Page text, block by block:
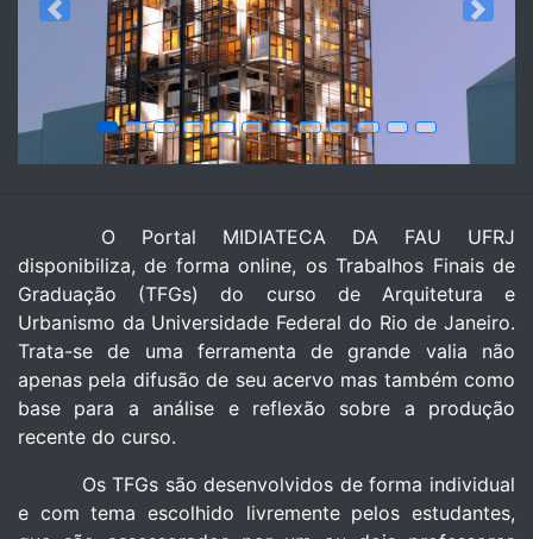
Previous Next
O Portal MIDIATECA DA FAU UFRJ
disponibiliza, de forma online, os Trabalhos Finais de
Graduação (TFGs) do curso de Arquitetura e
Urbanismo da Universidade Federal do Rio de Janeiro.
Trata-se de uma ferramenta de grande valia não
apenas pela difusão de seu acervo mas também como
base para a análise e reflexão sobre a produção
recente do curso.
Os TFGs são desenvolvidos de forma individual
e com tema escolhido livremente pelos estudantes,